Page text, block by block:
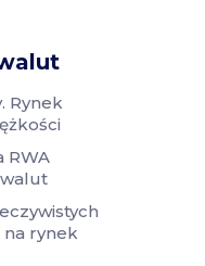
Rynek
RWA
rynek